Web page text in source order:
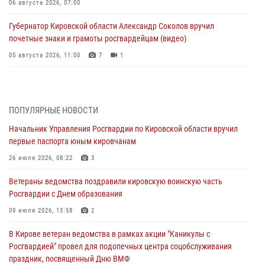
06 августа 2026, 07:00
Губернатор Кировской области Александр Соколов вручил
почетные знаки и грамоты росгвардейцам (видео)
05 августа 2026, 11:00 7 1
04 августа 2026, 09:30
В Кирове росгвардейцы задержали подозреваемого в грабеже
03 августа 2026, 09:01
митинге в честь Дня воздушно-десантных войск
03 августа 2026, 08:45
магазина
02 августа 2026, 07:00
ПОПУЛЯРНЫЕ НОВОСТИ
Начальник Управления Росгвардии по Кировской области вручил
первые паспорта юным кировчанам
26 июля 2026, 08:22 3
Ветераны ведомства поздравили кировскую воинскую часть
Росгвардии с Днем образования
09 июля 2026, 13:58 2
В Кирове ветеран ведомства в рамках акции "Каникулы с
Росгвардией" провел для подопечных центра соцобслуживания
праздник, посвященный Дню ВМФ